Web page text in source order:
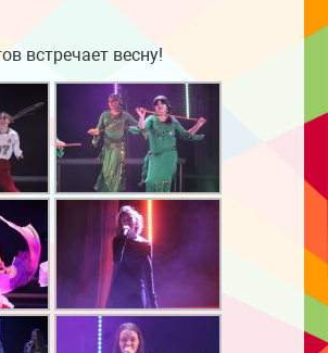
встречает весну!